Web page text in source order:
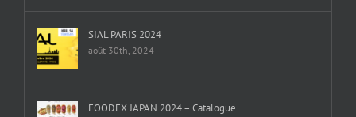
SIAL PARIS 2024
août 30th, 2024
FOODEX JAPAN 2024 – Catalogue